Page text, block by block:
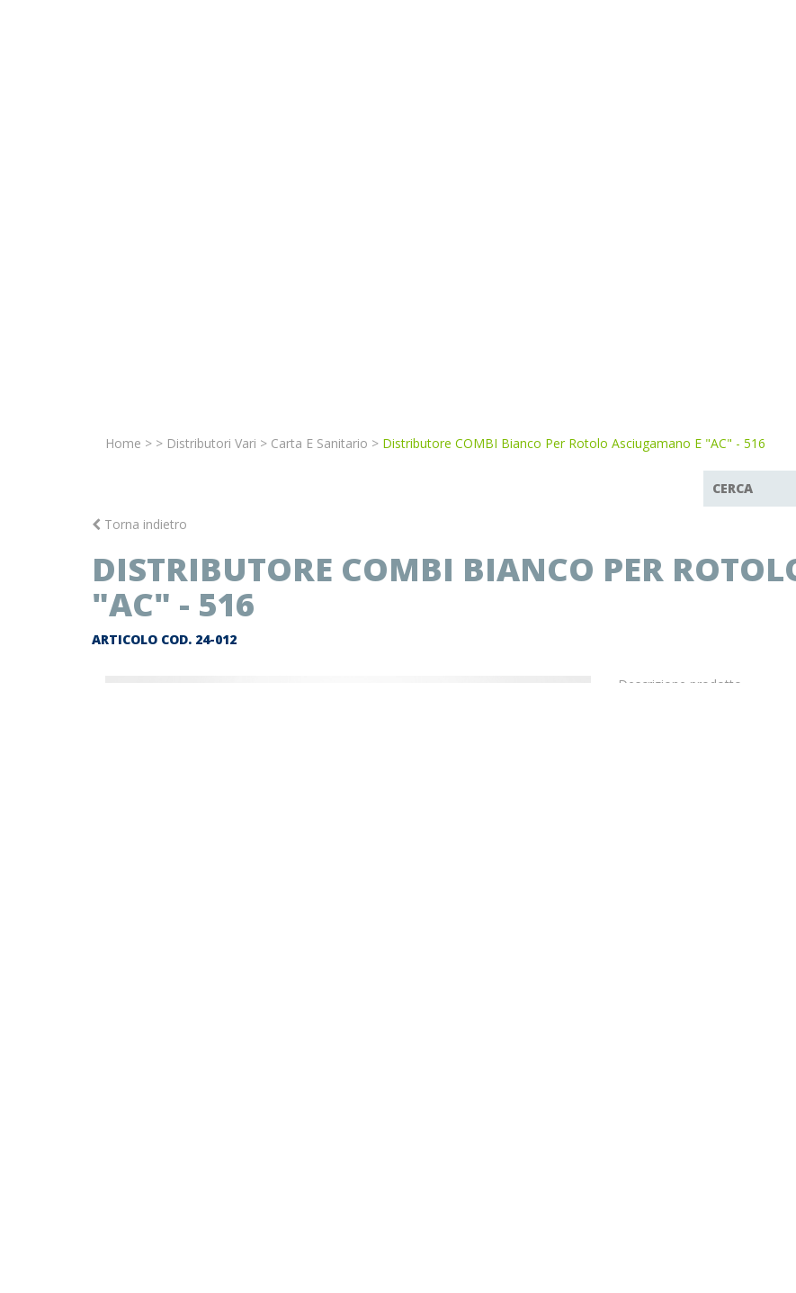
Home > > Distributori Vari > Carta E Sanitario > Distributore COMBI Bianco Per Rotolo Asciugamano E "AC" - 516
Torna indietro
DISTRIBUTORE COMBI BIANCO PER
"AC" - 516
ARTICOLO COD. 24-012
Descrizione prodotto